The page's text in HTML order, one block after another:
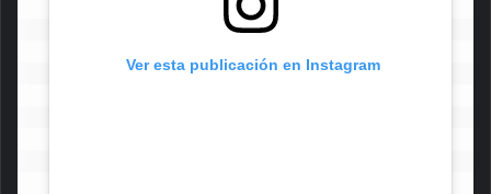
Ver esta publicación en Instagram